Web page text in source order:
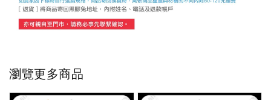
瀏覽更多商品